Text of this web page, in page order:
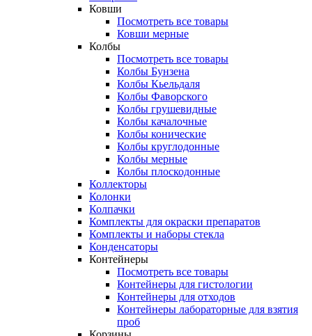
Ковши
Посмотреть все товары
Ковши мерные
Колбы
Посмотреть все товары
Колбы Бунзена
Колбы Кьельдаля
Колбы Фаворского
Колбы грушевидные
Колбы качалочные
Колбы конические
Колбы круглодонные
Колбы мерные
Колбы плоскодонные
Коллекторы
Колонки
Колпачки
Комплекты для окраски препаратов
Комплекты и наборы стекла
Конденсаторы
Контейнеры
Посмотреть все товары
Контейнеры для гистологии
Контейнеры для отходов
Контейнеры лабораторные для взятия
проб